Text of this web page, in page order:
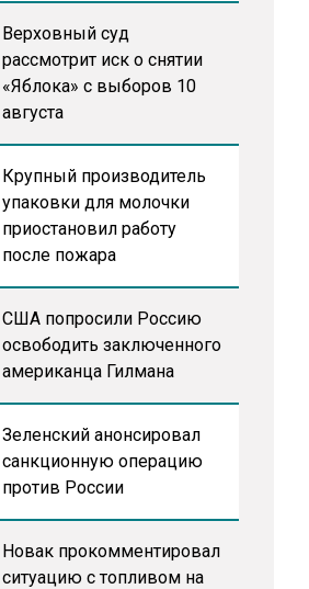
Верховный суд
рассмотрит иск о снятии
«Яблока» с выборов 10
августа
Крупный производитель
упаковки для молочки
приостановил работу
после пожара
США попросили Россию
освободить заключенного
американца Гилмана
Зеленский анонсировал
санкционную операцию
против России
Новак прокомментировал
ситуацию с топливом на